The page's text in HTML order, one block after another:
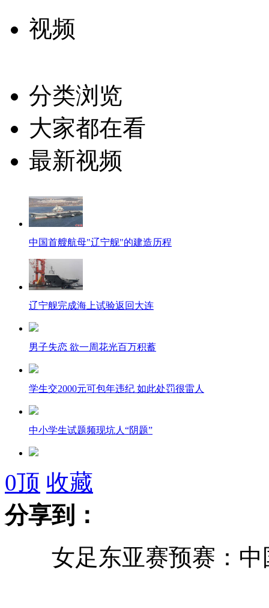
视频
分类浏览
大家都在看
最新视频
中国首艘航母"辽宁舰"的建造历程
辽宁舰完成海上试验返回大连
男子失恋 欲一周花光百万积蓄
学生交2000元可包年违纪 如此处罚很雷人
中小学生试题频现坑人“阴题”
大学图书馆被指奢华似会所
泰国举行大规模反政府集会
CBA揭幕战：北京金隅轻取上海
0顶 收藏
分享到：
女足东亚赛预赛：中